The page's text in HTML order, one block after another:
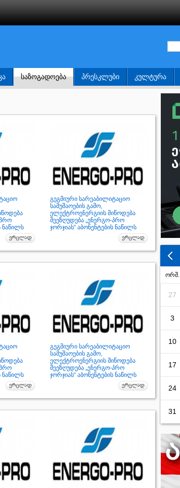
ᲡᲐᲖᲝᲒᲐᲓᲝᲔᲑᲐ ᲞᲠᲔᲡᲙᲚᲣᲑᲘ ᲙᲣᲚᲢᲣᲠᲐ
ნაწილს
გეგმიური სარეაბილიტაციო
სამუშაოების გამო,
ელექტროენერგიის მიწოდება
შეეზღუდება „ენერგო-პრო
ჯორჯიას“ აბონენტების ნაწილს
ნაწილს
გეგმიური სარეაბილიტაციო
სამუშაოების გამო,
ელექტროენერგიის მიწოდება
შეეზღუდება „ენერგო-პრო
ჯორჯიას“ აბონენტების ნაწილს
ორშ.
27
3
10
17
24
31